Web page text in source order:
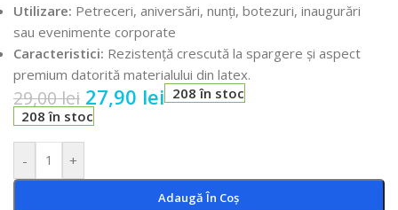
Utilizare: Petreceri, aniversări, nunți, botezuri, inaugurări
sau evenimente corporate
Caracteristici: Rezistență crescută la spargere și aspect
premium datorită materialului din latex.
29,00lei 27,90 lei 208 în stoc
208 în stoc
- +
Adaugă În Coș